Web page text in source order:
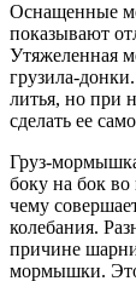
Оснащенные
показывают
Утяжеленная
грузила-
литья, но при
сделать ее
Груз-
боку на бок во
чему
колебания.
причине
мормышки.